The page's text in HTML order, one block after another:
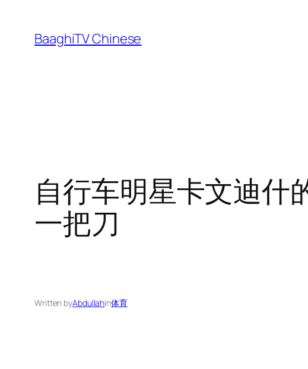
content
BaaghiTV Chinese
自行车明星卡文迪什
一把刀
Written byAbdullahin体育